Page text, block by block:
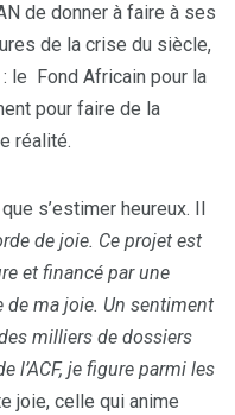
de donner à faire à ses
de la crise du siècle,
le Fond Africain pour la
pour faire de la
réalité.
s’estimer heureux. Il
de joie. Ce projet est
et financé par une
de ma joie. Un sentiment
milliers de dossiers
l’ACF, je figure parmi les
joie, celle qui anime